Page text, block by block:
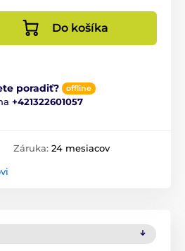
Do košíka
poradiť? offline
+421322601057
Záruka: 24 mesiacov